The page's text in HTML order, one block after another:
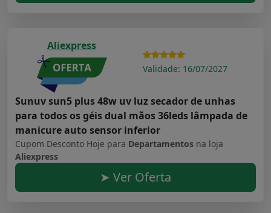
Aliexpress
Validade: 16/07/2027
Sunuv sun5 plus 48w uv luz secador de unhas
para todos os géis dual mãos 36leds lâmpada de
manicure auto sensor inferior
Cupom Desconto Hoje para Departamentos na loja
Aliexpress
➤ Ver Oferta